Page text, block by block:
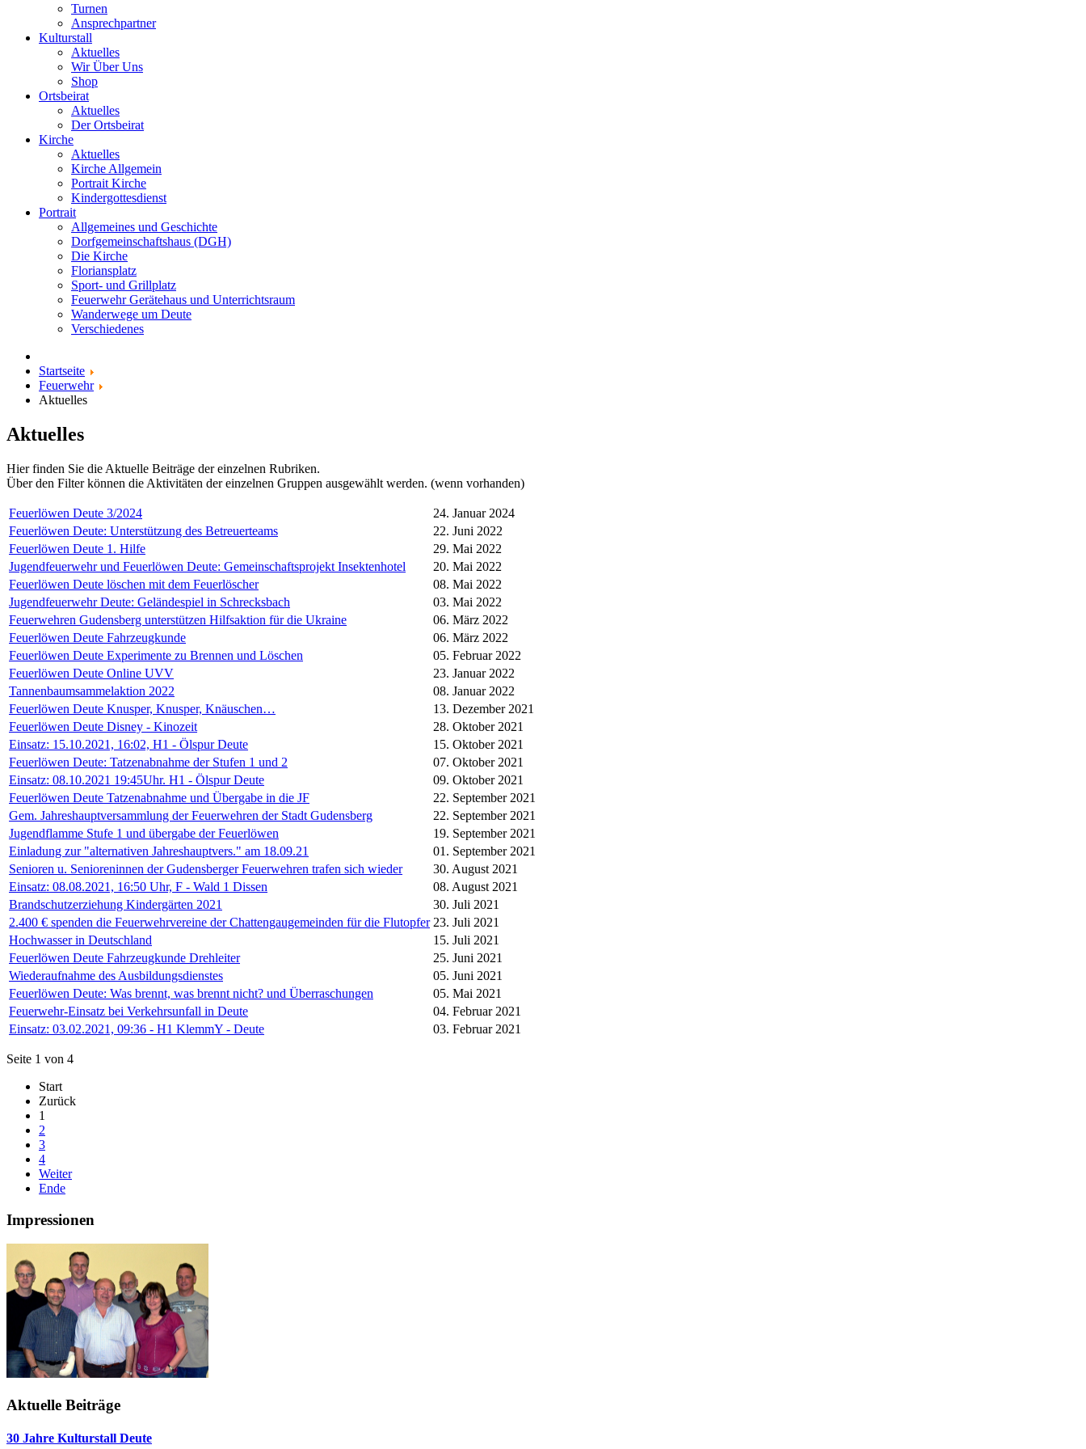
Turnen
Ansprechpartner
Kulturstall
Aktuelles
Wir Über Uns
Shop
Ortsbeirat
Aktuelles
Der Ortsbeirat
Kirche
Aktuelles
Kirche Allgemein
Portrait Kirche
Kindergottesdienst
Portrait
Allgemeines und Geschichte
Dorfgemeinschaftshaus (DGH)
Die Kirche
Floriansplatz
Sport- und Grillplatz
Feuerwehr Gerätehaus und Unterrichtsraum
Wanderwege um Deute
Verschiedenes
Startseite
Feuerwehr
Aktuelles
Aktuelles
Hier finden Sie die Aktuelle Beiträge der einzelnen Rubriken.
Über den Filter können die Aktivitäten der einzelnen Gruppen ausgewählt werden. (wenn vorhanden)
Feuerlöwen Deute 3/2024
24. Januar 2024
Feuerlöwen Deute: Unterstützung des Betreuerteams
22. Juni 2022
Feuerlöwen Deute 1. Hilfe
29. Mai 2022
Jugendfeuerwehr und Feuerlöwen Deute: Gemeinschaftsprojekt Insektenhotel
20. Mai 2022
Feuerlöwen Deute löschen mit dem Feuerlöscher
08. Mai 2022
Jugendfeuerwehr Deute: Geländespiel in Schrecksbach
03. Mai 2022
Feuerwehren Gudensberg unterstützen Hilfsaktion für die Ukraine
06. März 2022
Feuerlöwen Deute Fahrzeugkunde
06. März 2022
Feuerlöwen Deute Experimente zu Brennen und Löschen
05. Februar 2022
Feuerlöwen Deute Online UVV
23. Januar 2022
Tannenbaumsammelaktion 2022
08. Januar 2022
Feuerlöwen Deute Knusper, Knusper, Knäuschen…
13. Dezember 2021
Feuerlöwen Deute Disney - Kinozeit
28. Oktober 2021
Einsatz: 15.10.2021, 16:02, H1 - Ölspur Deute
15. Oktober 2021
Feuerlöwen Deute: Tatzenabnahme der Stufen 1 und 2
07. Oktober 2021
Einsatz: 08.10.2021 19:45Uhr. H1 - Ölspur Deute
09. Oktober 2021
Feuerlöwen Deute Tatzenabnahme und Übergabe in die JF
22. September 2021
Gem. Jahreshauptversammlung der Feuerwehren der Stadt Gudensberg
22. September 2021
Jugendflamme Stufe 1 und übergabe der Feuerlöwen
19. September 2021
Einladung zur "alternativen Jahreshauptvers." am 18.09.21
01. September 2021
Senioren u. Senioreninnen der Gudensberger Feuerwehren trafen sich wieder
30. August 2021
Einsatz: 08.08.2021, 16:50 Uhr, F - Wald 1 Dissen
08. August 2021
Brandschutzerziehung Kindergärten 2021
30. Juli 2021
2.400 € spenden die Feuerwehrvereine der Chattengaugemeinden für die Flutopfer 23. Juli 2021
Hochwasser in Deutschland
15. Juli 2021
Feuerlöwen Deute Fahrzeugkunde Drehleiter
25. Juni 2021
Wiederaufnahme des Ausbildungsdienstes
05. Juni 2021
Feuerlöwen Deute: Was brennt, was brennt nicht? und Überraschungen
05. Mai 2021
Feuerwehr-Einsatz bei Verkehrsunfall in Deute
04. Februar 2021
Einsatz: 03.02.2021, 09:36 - H1 KlemmY - Deute
03. Februar 2021
Seite 1 von 4
Start
Zurück
1
2
3
4
Weiter
Ende
Impressionen
Aktuelle Beiträge
30 Jahre Kulturstall Deute